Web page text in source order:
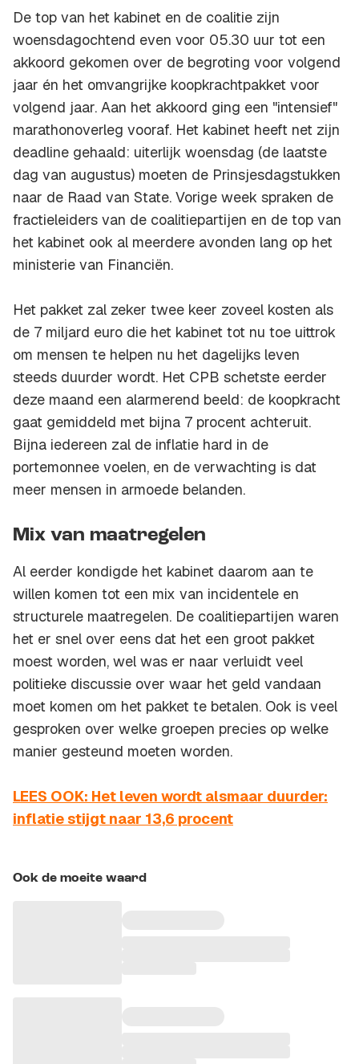
De top van het kabinet en de coalitie zijn
woensdagochtend even voor 05.30 uur tot een
akkoord gekomen over de begroting voor volgend
jaar én het omvangrijke koopkrachtpakket voor
volgend jaar. Aan het akkoord ging een "intensief"
marathonoverleg vooraf. Het kabinet heeft net zijn
deadline gehaald: uiterlijk woensdag (de laatste
dag van augustus) moeten de Prinsjesdagstukken
naar de Raad van State. Vorige week spraken de
fractieleiders van de coalitiepartijen en de top van
het kabinet ook al meerdere avonden lang op het
ministerie van Financiën.
Het pakket zal zeker twee keer zoveel kosten als
de 7 miljard euro die het kabinet tot nu toe uittrok
om mensen te helpen nu het dagelijks leven
steeds duurder wordt. Het CPB schetste eerder
deze maand een alarmerend beeld: de koopkracht
gaat gemiddeld met bijna 7 procent achteruit.
Bijna iedereen zal de inflatie hard in de
portemonnee voelen, en de verwachting is dat
meer mensen in armoede belanden.
Mix van maatregelen
Al eerder kondigde het kabinet daarom aan te
willen komen tot een mix van incidentele en
structurele maatregelen. De coalitiepartijen waren
het er snel over eens dat het een groot pakket
moest worden, wel was er naar verluidt veel
politieke discussie over waar het geld vandaan
moet komen om het pakket te betalen. Ook is veel
gesproken over welke groepen precies op welke
manier gesteund moeten worden.
LEES OOK: Het leven wordt alsmaar duurder:
inflatie stijgt naar 13,6 procent
Ook de moeite waard